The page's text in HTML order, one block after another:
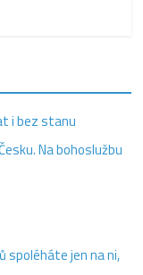
i bez stanu
Na bohoslužbu
spoléháte jen na ni,